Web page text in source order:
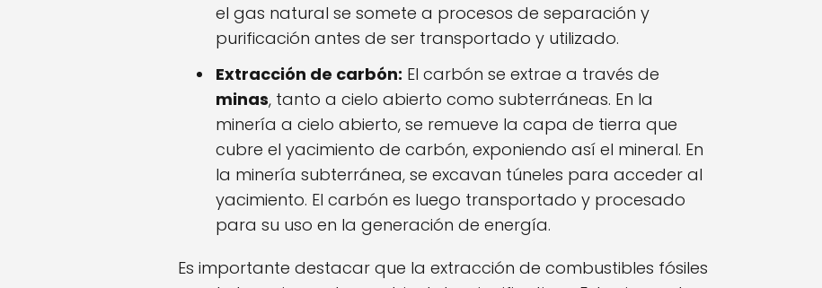
el gas natural se somete a procesos de separación y
purificación antes de ser transportado y utilizado.
Extracción de carbón: El carbón se extrae a través de
minas, tanto a cielo abierto como subterráneas. En la
minería a cielo abierto, se remueve la capa de tierra que
cubre el yacimiento de carbón, exponiendo así el mineral. En
la minería subterránea, se excavan túneles para acceder al
yacimiento. El carbón es luego transportado y procesado
para su uso en la generación de energía.
Es importante destacar que la extracción de combustibles fósiles